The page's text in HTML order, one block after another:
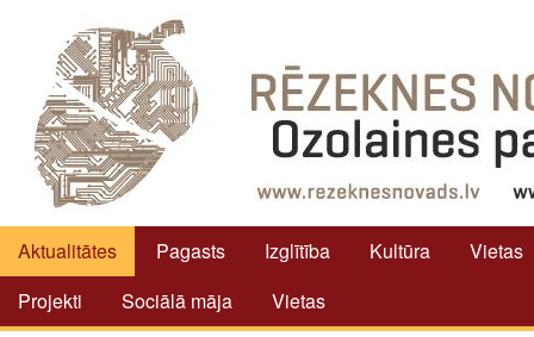
Aktualitātes Pagasts Izglītība Kultūra
Vietas
Projekti
Sociālā māja Vietas